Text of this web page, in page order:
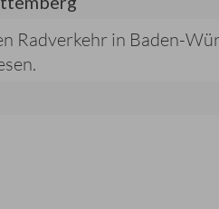
Radverkehr in Baden-